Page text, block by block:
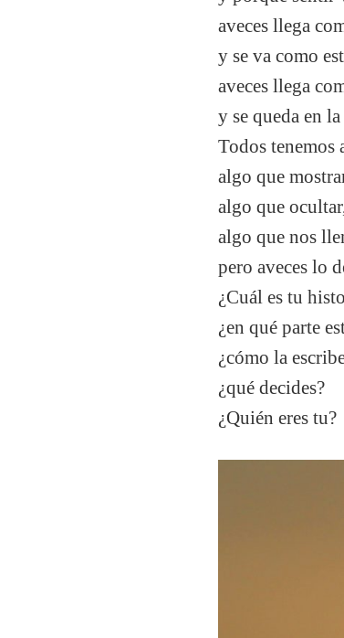
aveces llega
y se va como
aveces llega
y se queda en
Todos tenemos
algo que
algo que
algo que nos
pero aveces lo
¿Cuál es tu
¿en qué parte
¿cómo la
¿qué decides?
¿Quién eres tu?